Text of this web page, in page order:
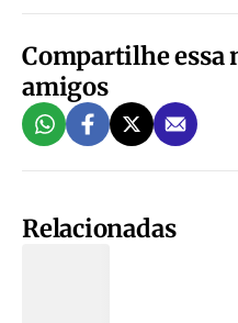
Compartilhe essa
amigos
Relacionadas